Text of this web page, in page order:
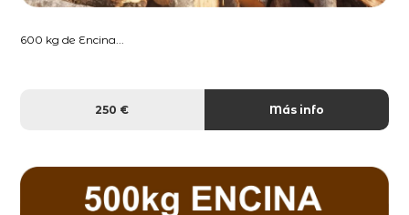
600 kg de Encina...
250 € Más info